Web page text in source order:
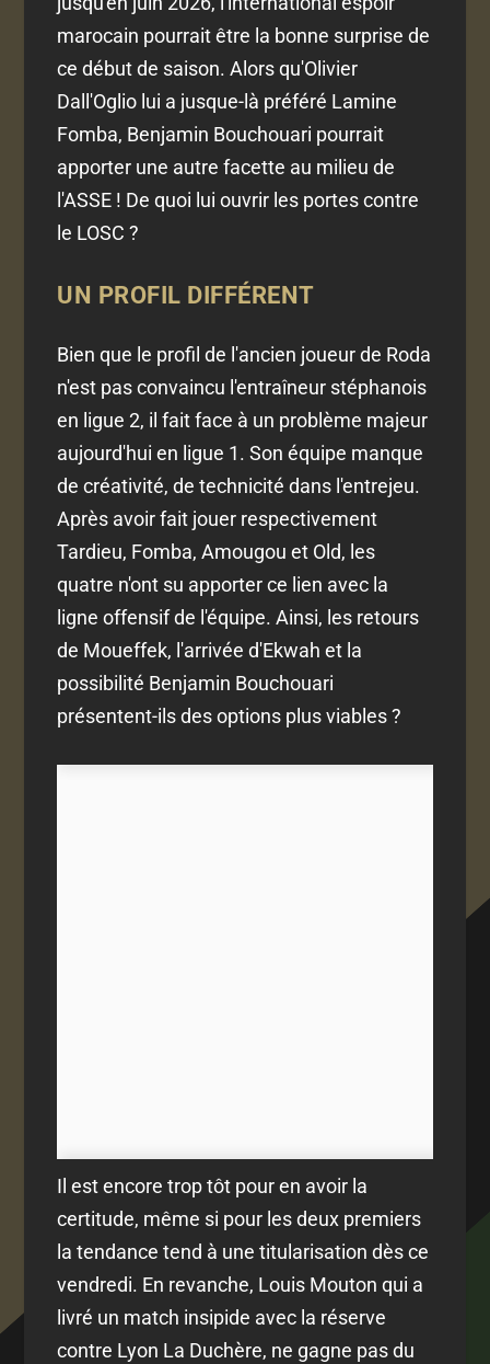
marocain pourrait être la bonne surprise de
ce début de saison. Alors qu'Olivier
Dall'Oglio lui a jusque-là préféré Lamine
Fomba, Benjamin Bouchouari pourrait
apporter une autre facette au milieu de
l'ASSE ! De quoi lui ouvrir les portes contre
le LOSC ?
UN PROFIL DIFFÉRENT
Bien que le profil de l'ancien joueur de Roda
n'est pas convaincu l'entraîneur stéphanois
en ligue 2, il fait face à un problème majeur
aujourd'hui en ligue 1. Son équipe manque
de créativité, de technicité dans l'entrejeu.
Après avoir fait jouer respectivement
Tardieu, Fomba, Amougou et Old, les
quatre n'ont su apporter ce lien avec la
ligne offensif de l'équipe. Ainsi, les retours
de Moueffek, l'arrivée d'Ekwah et la
possibilité Benjamin Bouchouari
présentent-ils des options plus viables ?
Il est encore trop tôt pour en avoir la
certitude, même si pour les deux premiers
la tendance tend à une titularisation dès ce
vendredi. En revanche, Louis Mouton qui a
livré un match insipide avec la réserve
contre Lyon La Duchère, ne gagne pas du